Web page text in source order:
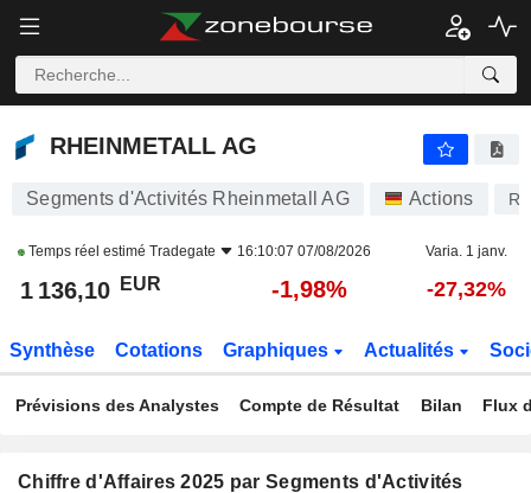
RHEINMETALL AG
RHEINMETALL AG
Segments d'Activités Rheinmetall AG Actions
Temps réel estimé Tradegate 16:10:07 07/08/2026 Varia. 1 janv.
1 136,10 EUR -1,98% -27,32%
Synthèse Cotations Graphiques Actualités
Prévisions des Analystes Compte de Résultat Bilan Flux
Chiffre d'Affaires 2025 par Segments d'Activités